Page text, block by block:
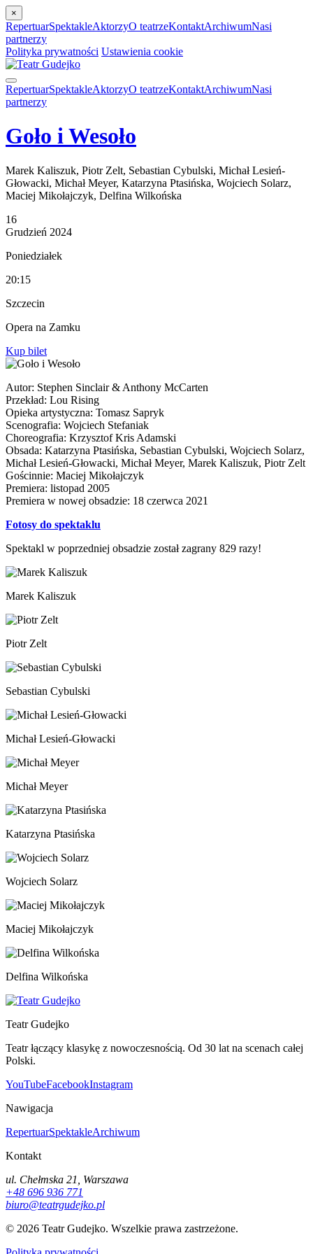
×
RepertuarSpektakleAktorzyO teatrzeKontaktArchiwumNasi
partnerzy
Polityka prywatności Ustawienia cookie
RepertuarSpektakleAktorzyO teatrzeKontaktArchiwumNasi
partnerzy
Goło i Wesoło
Marek Kaliszuk, Piotr Zelt, Sebastian Cybulski, Michał Lesień-
Głowacki, Michał Meyer, Katarzyna Ptasińska, Wojciech Solarz,
Maciej Mikołajczyk, Delfina Wilkońska
16
Grudzień 2024
Poniedziałek
20:15
Szczecin
Opera na Zamku
Kup bilet
Autor: Stephen Sinclair & Anthony McCarten
Przekład: Lou Rising
Opieka artystyczna: Tomasz Sapryk
Scenografia: Wojciech Stefaniak
Choreografia: Krzysztof Kris Adamski
Obsada: Katarzyna Ptasińska, Sebastian Cybulski, Wojciech Solarz,
Michał Lesień-Głowacki, Michał Meyer, Marek Kaliszuk, Piotr Zelt
Gościnnie: Maciej Mikołajczyk
Premiera: listopad 2005
Premiera w nowej obsadzie: 18 czerwca 2021
Fotosy do spektaklu
Spektakl w poprzedniej obsadzie został zagrany 829 razy!
Marek Kaliszuk
Piotr Zelt
Sebastian Cybulski
Michał Lesień-Głowacki
Michał Meyer
Katarzyna Ptasińska
Wojciech Solarz
Maciej Mikołajczyk
Delfina Wilkońska
Teatr Gudejko
Teatr łączący klasykę z nowoczesnością. Od 30 lat na scenach całej
Polski.
YouTubeFacebookInstagram
Nawigacja
RepertuarSpektakleArchiwum
Kontakt
ul. Chełmska 21, Warszawa
+48 696 936 771
biuro@teatrgudejko.pl
© 2026 Teatr Gudejko. Wszelkie prawa zastrzeżone.